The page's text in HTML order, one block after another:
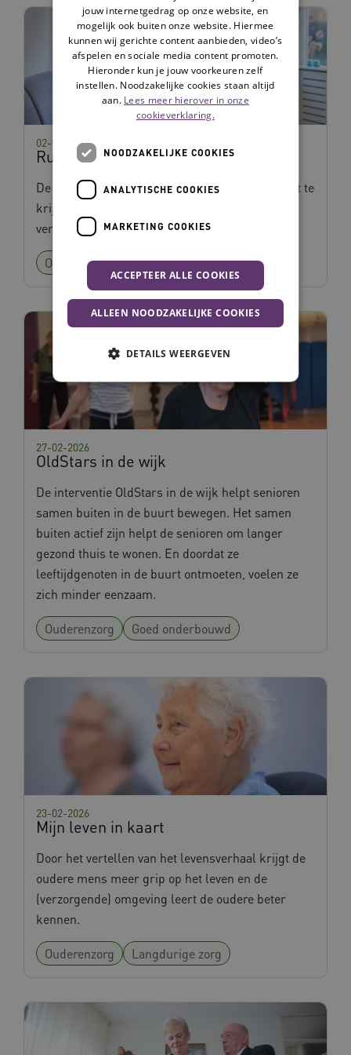
Ruimte voor Zorg
02-03-2026
De interventie Ruimte voor Zorg helpt om inzicht te
krijgen in de ervaren kwaliteit van
verpleeghuiszorg vanuit bewonersperspectief.
Ouderenzorg Goed onderbouwd
OldStars in de wijk
27-02-2026
De interventie OldStars in de wijk helpt senioren
samen buiten in de buurt bewegen. Het samen
buiten actief zijn helpt de senioren om langer
gezond thuis te wonen. En doordat ze
leeftijdgenoten in de buurt ontmoeten, voelen ze
zich minder eenzaam.
Ouderenzorg Goed onderbouwd
Mijn leven in kaart
23-02-2026
Door het vertellen van het levensverhaal krijgt de
oudere mens meer grip op het leven en de
(verzorgende) omgeving leert de oudere beter
kennen.
Ouderenzorg Langdurige zorg
jouw internetgedrag op onze website, en
mogelijk ook buiten onze website. Hiermee
kunnen wij gerichte content aanbieden, video’s
afspelen en sociale media content promoten.
Hieronder kun je jouw voorkeuren zelf
instellen. Noodzakelijke cookies staan altijd
aan. Lees meer hierover in onze
cookieverklaring.
NOODZAKELIJKE COOKIES
ANALYTISCHE COOKIES
MARKETING COOKIES
ACCEPTEER ALLE COOKIES
ALLEEN NOODZAKELIJKE COOKIES
DETAILS WEERGEVEN
Noodzakelijke cookies
Analytische cookies
Deze functionele en technische cookies zorgen
worden altijd geplaatst en maken geen inbreuk
Naam
Provider
AWSALBCORS
Amazon.com Inc.
vilans.blueconic.net
w036.databankinterventies.nl
x-ms-routing-name
Microsoft
ARRAffinity
Microsoft Corporation
.www.databankinterventies.nl
CookieScriptConsent
CookieScript
www.databankinterventies.nl
Google Privacy Policy